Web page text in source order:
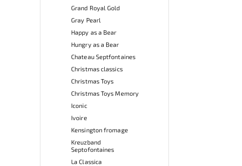
Grand Royal Gold
Gray Pearl
Happy as a Bear
Hungry as a Bear
Chateau Septfontaines
Christmas classics
Christmas Toys
Christmas Toys Memory
Iconic
Ivoire
Kensington fromage
Kreuzband
Septofontaines
La Classica